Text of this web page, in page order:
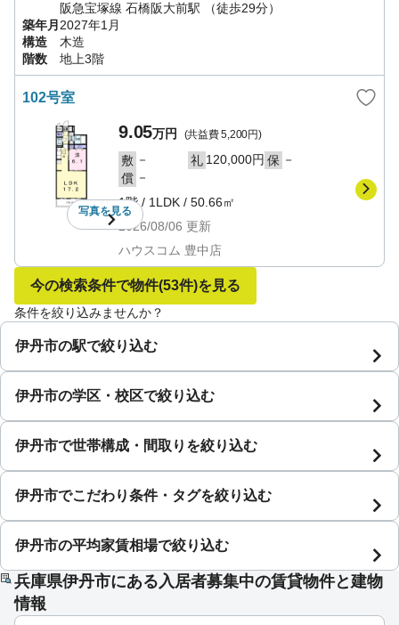
阪急宝塚線 石橋阪大前駅
（徒歩29分）
築年月 2027年1月
構造
木造
階数
地上3階
102号室
写真を見る
9.05万円 (共益費5,200円)
敷 － 礼 120,000円 保 －
償 －
1階/ 1LDK / 50.66㎡
2026/08/06 更新
ハウスコム 豊中店
今の検索条件で物件(53件)を見る
条件を絞り込みませんか？
伊丹市の駅で絞り込む
伊丹市の学区・校区で絞り込む
伊丹市で世帯構成・間取りを絞り込む
伊丹市でこだわり条件・タグを絞り込む
伊丹市の平均家賃相場で絞り込む
兵庫県伊丹市にある入居者募集中の賃貸物件と建物
情報